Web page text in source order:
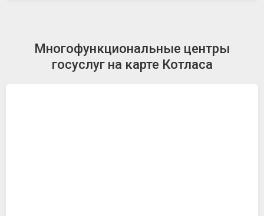
Многофункциональные центры
госуслуг на карте Котласа